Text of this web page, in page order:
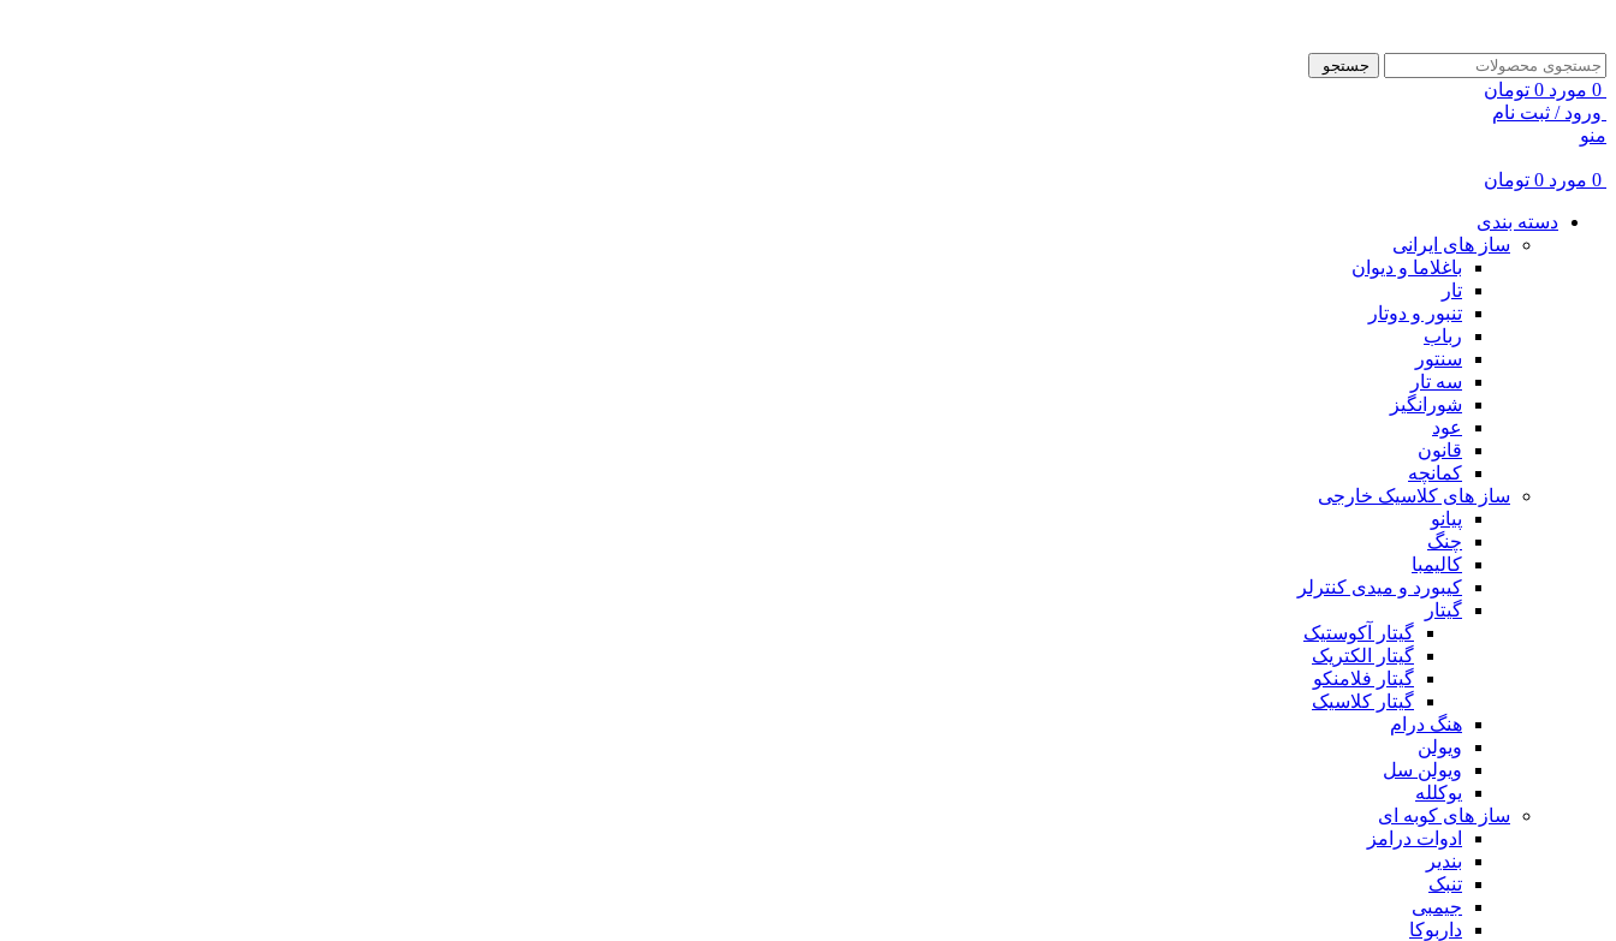
جستجو
0 مورد 0 تومان
ورود / ثبت نام
منو
0 مورد 0 تومان
دسته بندی
ساز های ایرانی
باغلاما و دیوان
تار
تنبور و دوتار
رباب
سنتور
سه تار
شورانگیز
عود
قانون
کمانچه
ساز های کلاسیک خارجی
پیانو
چنگ
کالیمبا
کیبورد و میدی کنترلر
گیتار
گیتار آکوستیک
گیتار الکتریک
گیتار فلامنکو
گیتار کلاسیک
هنگ درام
ویولن
ویولن سل
یوکلله
ساز های کوبه ای
ادوات درامز
بندیر
تنبک
جیمبی
داربوکا